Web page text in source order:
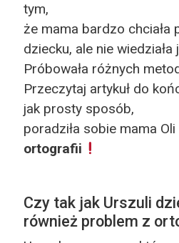
tym,
że mama bardzo chciała
dziecku, ale nie wiedziała
Próbowała różnych
Przeczytaj artykuł do
jak prosty sposób,
poradziła sobie mama Oli
ortografii
Czy tak jak Urszuli
również problem z